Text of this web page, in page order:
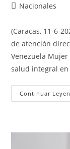
Nacionales
(Caracas, 11-6-
de atención
Venezuela
salud integral
Continuar